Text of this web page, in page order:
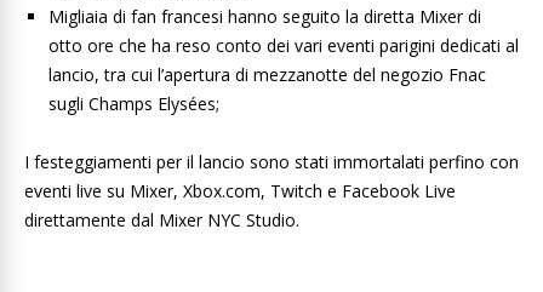
Migliaia di fan francesi hanno seguito la diretta Mixer di
otto ore che ha reso conto dei vari eventi parigini dedicati al
lancio, tra cui l’apertura di mezzanotte del negozio Fnac
sugli Champs Elysées;
I festeggiamenti per il lancio sono stati immortalati perfino con
eventi live su Mixer, Xbox.com, Twitch e Facebook Live
direttamente dal Mixer NYC Studio.